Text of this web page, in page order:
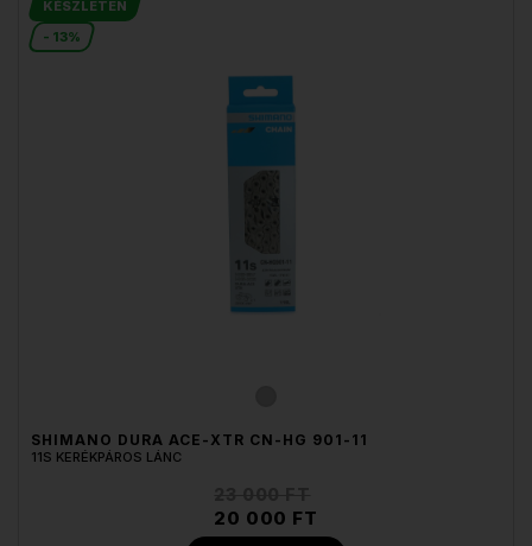
KÉSZLETEN
- 13%
SHIMANO DURA ACE-XTR CN-HG 901-11
11S KERÉKPÁROS LÁNC
20 000 FT